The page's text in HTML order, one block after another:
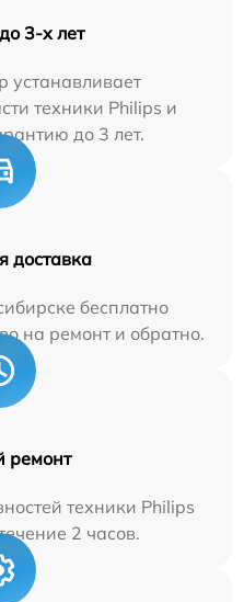
3-х лет
устанавливает
техники Philips и
до 3 лет.
доставка
бесплатно
на ремонт и обратно.
ремонт
техники Philips
2 часов.